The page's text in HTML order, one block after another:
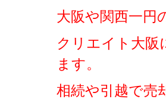
大阪や関西一円
クリエイト大阪
ます。
相続や引越で売